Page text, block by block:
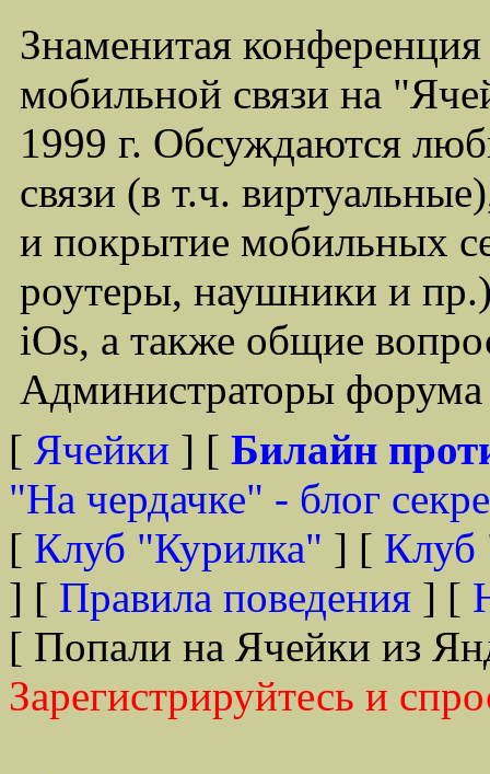
Знаменитая
мобильной связи на
1999 г. Обсуждаются
связи (в т.ч.
и покрытие мобильных
роутеры, наушники и
iOs, а также общие
Администраторы
[ Ячейки ] [ Билайн
"На чердачке" - блог
[ Клуб "Курилка" ] [ Клуб
] [ Правила поведения ] [
[ Попали на Ячейки из
Зарегистрируйтесь и